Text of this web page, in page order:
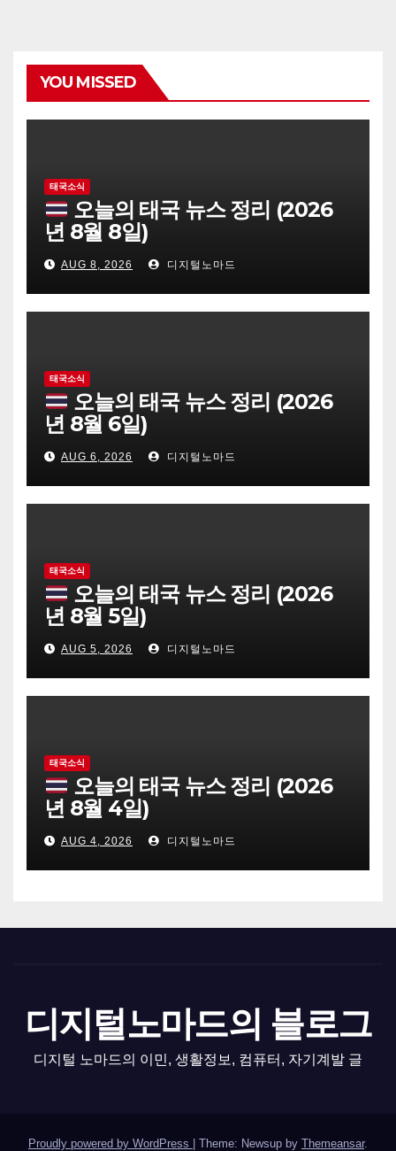
YOU MISSED
태국소식
오늘의 태국 뉴스 정리 (2026
년 8월 8일)
AUG 8, 2026 디지털노마드
태국소식
오늘의 태국 뉴스 정리 (2026
년 8월 6일)
AUG 6, 2026 디지털노마드
태국소식
오늘의 태국 뉴스 정리 (2026
년 8월 5일)
AUG 5, 2026 디지털노마드
태국소식
오늘의 태국 뉴스 정리 (2026
년 8월 4일)
AUG 4, 2026 디지털노마드
디지털노마드의 블로그
디지털 노마드의 이민, 생활정보, 컴퓨터, 자기계발 글
Proudly powered by WordPress | Theme: Newsup by Themeansar.